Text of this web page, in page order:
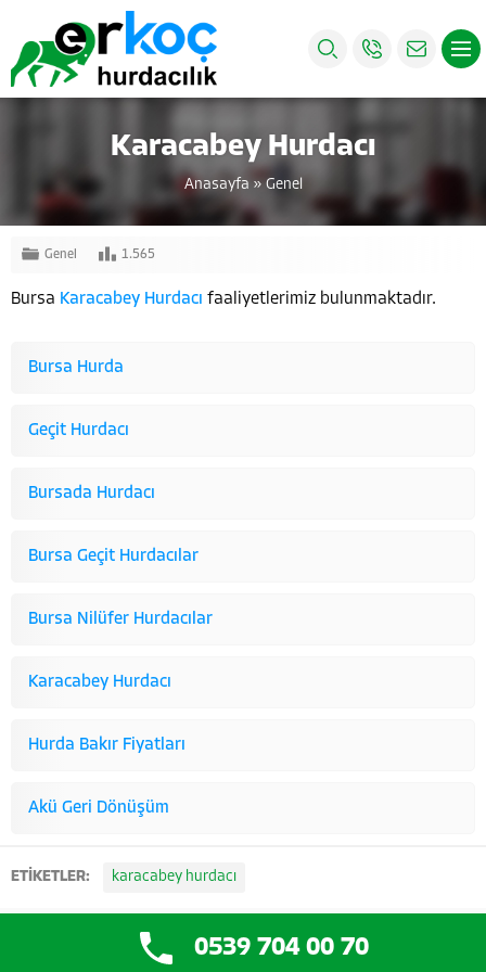
Karacabey Hurdacı
Anasayfa » Genel
Genel 1.565
Bursa Karacabey Hurdacı faaliyetlerimiz bulunmaktadır.
Bursa Hurda
Geçit Hurdacı
Bursada Hurdacı
Bursa Geçit Hurdacılar
Bursa Nilüfer Hurdacılar
Karacabey Hurdacı
Hurda Bakır Fiyatları
Akü Geri Dönüşüm
ETİKETLER: karacabey hurdacı
Tasarım:Görükle Bilişim
0539 704 00 70